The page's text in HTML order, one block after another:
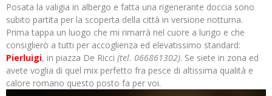
Posata la valigia in albergo e fatta una rigenerante doccia sono
subito partita per la scoperta della città in versione notturna.
Prima tappa un luogo che mi rimarrà nel cuore a lungo e che
consiglierò a tutti per accoglienza ed elevatissimo standard:
Pierluigi, in piazza De Ricci (tel. 066861302). Se siete in zona ed
avete voglia di quel mix perfetto fra pesce di altissima qualità e
calore romano questo posto fa per voi.